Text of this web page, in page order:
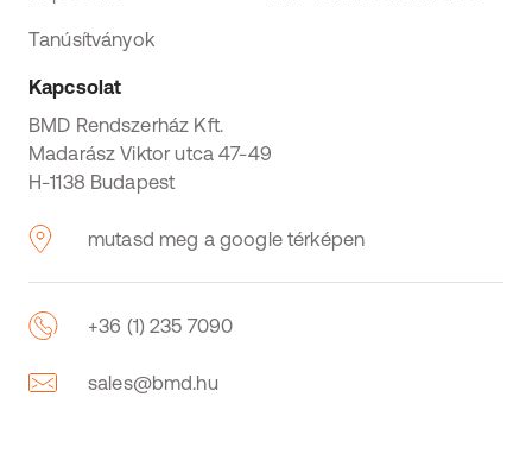
Tanúsítványok
Kapcsolat
BMD Rendszerház Kft.
Madarász Viktor utca 47-49
H-1138 Budapest
mutasd meg a google térképen
+36 (1) 235 7090
sales@bmd.hu